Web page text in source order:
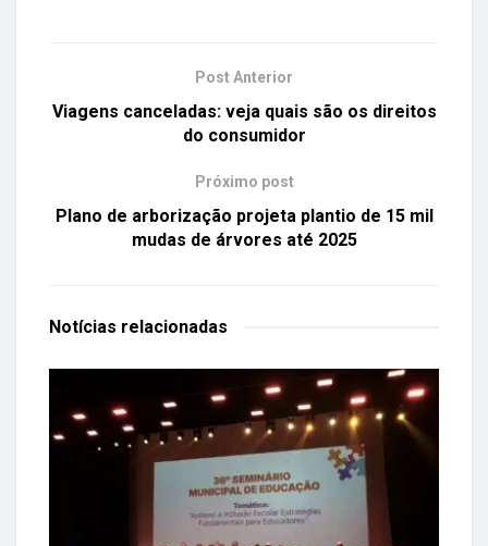
Post Anterior
Viagens canceladas: veja quais são os direitos
do consumidor
Próximo post
Plano de arborização projeta plantio de 15 mil
mudas de árvores até 2025
Notícias relacionadas